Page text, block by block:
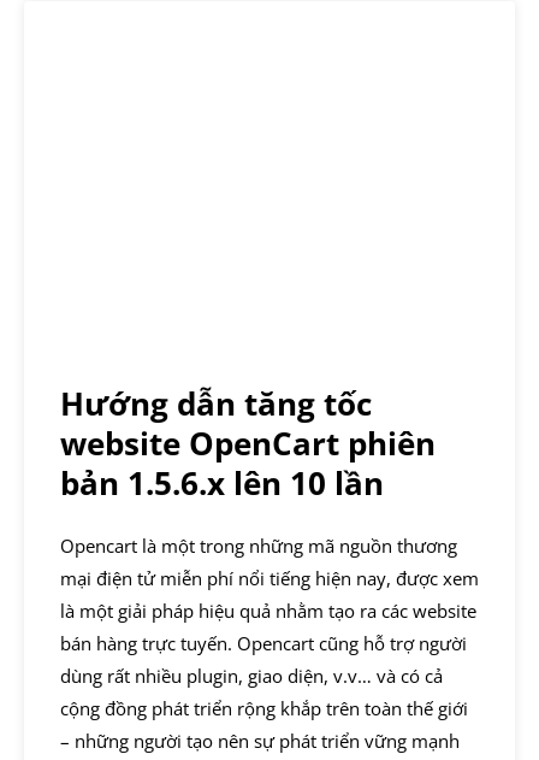
Hướng dẫn tăng tốc
website OpenCart phiên
bản 1.5.6.x lên 10 lần
Opencart là một trong những mã nguồn thương
mại điện tử miễn phí nổi tiếng hiện nay, được xem
là một giải pháp hiệu quả nhằm tạo ra các website
bán hàng trực tuyến. Opencart cũng hỗ trợ người
dùng rất nhiều plugin, giao diện, v.v… và có cả
cộng đồng phát triển rộng khắp trên toàn thế giới
– những người tạo nên sự phát triển vững mạnh